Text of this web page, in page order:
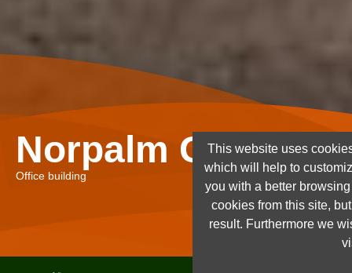
Norpalm Ghana
Office building
This website uses
which will help to
you with a better
cookies from this site,
result. Furthermore we